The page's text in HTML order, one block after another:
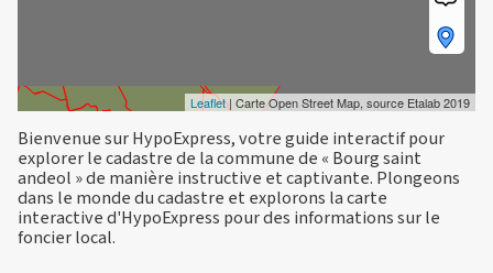
Leaflet| Carte Open Street Map, source Etalab 2019
Bienvenue sur HypoExpress, votre guide interactif pour
explorer le cadastre de la commune de « Bourg saint
andeol » de manière instructive et captivante. Plongeons
dans le monde du cadastre et explorons la carte
interactive d'HypoExpress pour des informations sur le
foncier local.